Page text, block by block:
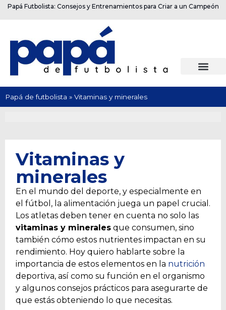
Papá Futbolista: Consejos y Entrenamientos para Criar a un Campeón
Papá de futbolista » Vitaminas y minerales
Vitaminas y
minerales
En el mundo del deporte, y especialmente en
el fútbol, la alimentación juega un papel crucial.
Los atletas deben tener en cuenta no solo las
vitaminas y minerales que consumen, sino
también cómo estos nutrientes impactan en su
rendimiento. Hoy quiero hablarte sobre la
importancia de estos elementos en la nutrición
deportiva, así como su función en el organismo
y algunos consejos prácticos para asegurarte de
que estás obteniendo lo que necesitas.